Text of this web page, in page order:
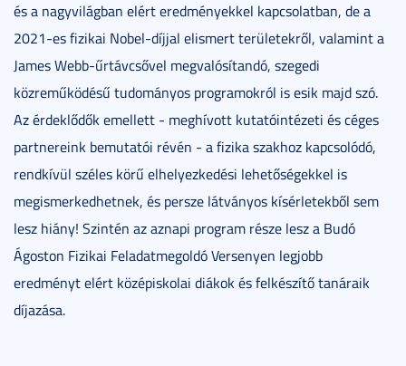
és a nagyvilágban elért eredményekkel kapcsolatban, de a
2021-es fizikai Nobel-díjjal elismert területekről, valamint a
James Webb-űrtávcsővel megvalósítandó, szegedi
közreműködésű tudományos programokról is esik majd szó.
Az érdeklődők emellett - meghívott kutatóintézeti és céges
partnereink bemutatói révén - a fizika szakhoz kapcsolódó,
rendkívül széles körű elhelyezkedési lehetőségekkel is
megismerkedhetnek, és persze látványos kísérletekből sem
lesz hiány! Szintén az aznapi program része lesz a Budó
Ágoston Fizikai Feladatmegoldó Versenyen legjobb
eredményt elért középiskolai diákok és felkészítő tanáraik
díjazása.